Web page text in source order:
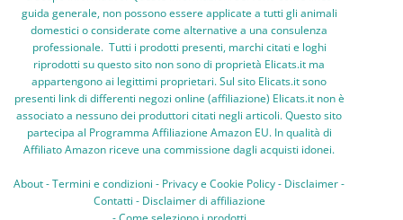
guida generale, non possono essere applicate a tutti gli animali
domestici o considerate come alternative a una consulenza
professionale. Tutti i prodotti presenti, marchi citati e loghi
riprodotti su questo sito non sono di proprietà Elicats.it ma
appartengono ai legittimi proprietari. Sul sito Elicats.it sono
presenti link di differenti negozi online (affiliazione) Elicats.it non è
associato a nessuno dei produttori citati negli articoli. Questo sito
partecipa al Programma Affiliazione Amazon EU. In qualità di
Affiliato Amazon riceve una commissione dagli acquisti idonei.
About-Termini e condizioni - Privacy e Cookie Policy- Disclaimer-
Contatti - Disclaimer di affiliazione